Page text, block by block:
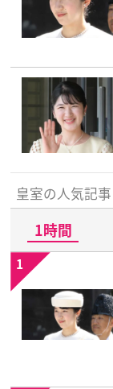
皇室の人気記事
1時間
1